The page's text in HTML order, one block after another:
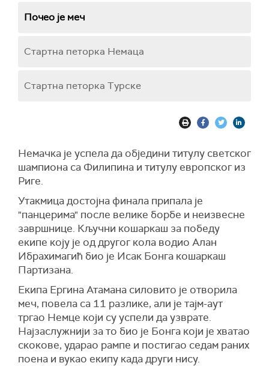
Почео је меч
Стартна петорка Немаца
Стартна петорка Турске
Немачка је успела да обједини титулу светског
шампиона са Филипина и титулу европског из
Риге.
Утакмица достојна финала припала је
"панцерима" после велике борбе и неизвесне
завршнице. Кључни кошаркаш за победу
екипе коју је од другог кола водио Алан
Ибрахимагић био је Исак Бонга кошаркаш
Партизана.
Екипа Ергина Атамана силовито је отворила
меч, повела са 11 разлике, али је тајм-аут
тргао Немце који су успели да узврате.
Најзаслужнији за то био је Бонга који је хватао
скокове, ударао рампе и постигао седам раних
поена и вукао екипу када други нису.